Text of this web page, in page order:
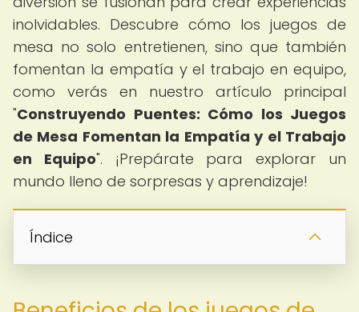
inolvidables. Descubre cómo los juegos de
mesa no solo entretienen, sino que también
fomentan la empatía y el trabajo en equipo,
como verás en nuestro artículo principal
"Construyendo Puentes: Cómo los Juegos
de Mesa Fomentan la Empatía y el Trabajo
en Equipo". ¡Prepárate para explorar un
mundo lleno de sorpresas y aprendizaje!
Índice